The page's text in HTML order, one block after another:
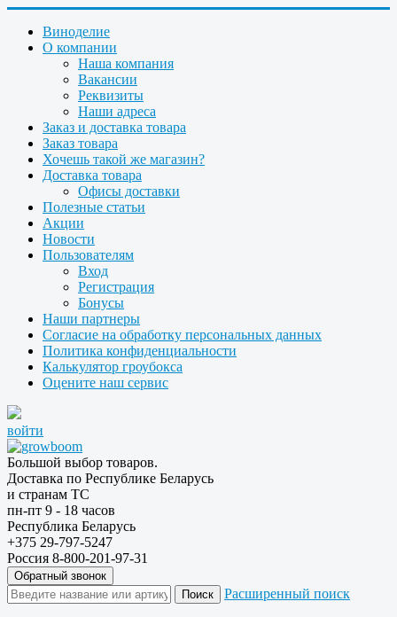
Виноделие
О компании
Наша компания
Вакансии
Реквизиты
Наши адреса
Заказ и доставка товара
Заказ товара
Хочешь такой же магазин?
Доставка товара
Офисы доставки
Полезные статьи
Акции
Новости
Пользователям
Вход
Регистрация
Бонусы
Наши партнеры
Согласие на обработку персональных данных
Политика конфиденциальности
Калькулятор гроубокса
Оцените наш сервис
войти
Большой выбор товаров.
Доставка по Республике Беларусь
и странам ТС
пн-пт 9 - 18 часов
Республика Беларусь
+375 29-797-5247
Россия 8-800-201-97-31
Обратный звонок
Расширенный поиск